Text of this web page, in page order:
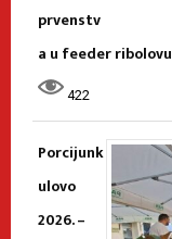
prvenstv
a u feeder ribolovu
422
Porcijunk
ulovo
2026. –